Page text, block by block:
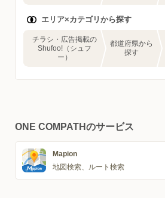
エリア×カテゴリから探す
チラシ・広告掲載の
Shufoo!（シュフ
ー）
都道府県から
探す
ONE COMPATHのサービス
Mapion
地図検索、ルート検索